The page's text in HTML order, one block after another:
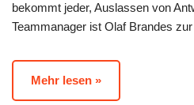
bekommt jeder, Auslassen von
Teammanager ist Olaf Brandes
Mehr lesen »